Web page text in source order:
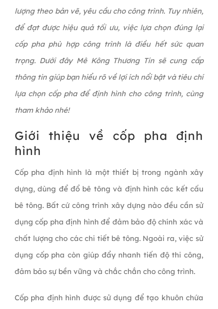
lượng theo bản vẽ, yêu cầu cho công trình. Tuy nhiên,
để đạt được hiệu quả tối ưu, việc lựa chọn đúng lại
cốp pha phù hợp công trình là điều hết sức quan
trọng. Dưới đây Mê Kông Thương Tín sẽ cung cấp
thông tin giúp bạn hiểu rõ về lợi ích nổi bật và tiêu chí
lựa chọn cốp pha để định hình cho công trình, cùng
tham khảo nhé!
Giới thiệu về cốp pha định
hình
Cốp pha định hình là một thiết bị trong ngành xây
dựng, dùng để đổ bê tông và định hình các kết cấu
bê tông. Bất cứ công trình xây dựng nào đều cần sử
dụng cốp pha định hình để đảm bảo độ chính xác và
chất lượng cho các chi tiết bê tông. Ngoài ra, việc sử
dụng cốp pha còn giúp đẩy nhanh tiến độ thi công,
đảm bảo sự bền vững và chắc chắn cho công trình.
Cốp pha định hình được sử dụng để tạo khuôn chứa